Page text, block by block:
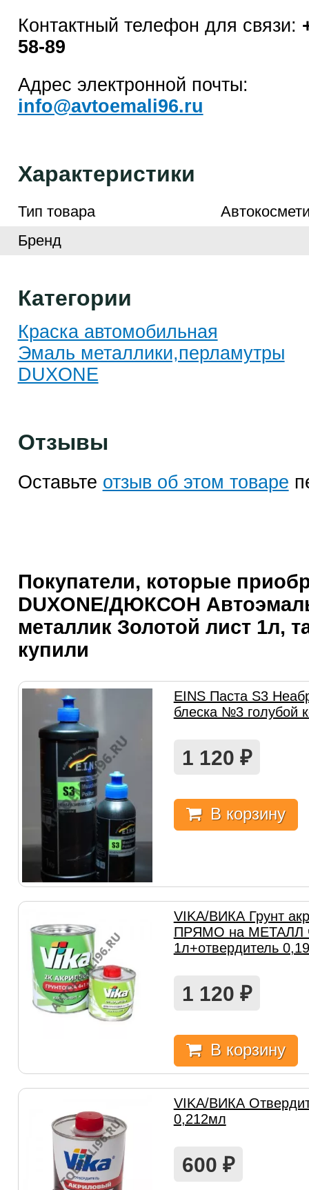
Контактный телефон для связи:
58-89
Адрес электронной почты:
info@avtoemali96.ru
Характеристики
Тип товара
Бренд
Категории
Краска автомобильная
Эмаль металлики,перламутры
DUXONE
Отзывы
Оставьте отзыв об этом товаре
Покупатели, которые
DUXONE/ДЮКСОН
металлик Золотой лист 1л,
купили
EINS Паста S3
блеска №3 голубой
1 120 ₽
В корзину
VIKA/ВИКА Грунт
ПРЯМО на МЕТАЛЛ
1л+отвердитель 0,19
1 120 ₽
В корзину
VIKA/ВИКА
0,212мл
600 ₽